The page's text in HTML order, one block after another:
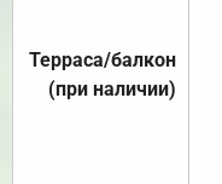
Терраса/балкон
(при наличии)